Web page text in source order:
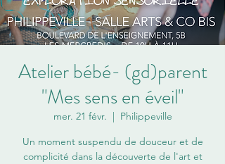
Atelier bébé- (gd)parent
"Mes sens en éveil"
mer. 21 févr.
  |
Philippeville
Un moment suspendu de douceur et de
complicité dans la découverte de l'art et